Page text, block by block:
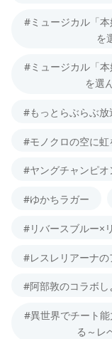
#ミュージカル「
を
#ミュージカル「
を選
#もっとらぶらぶ放
#モノクロの空に虹
#ヤングチャンピオ
#ゆかちラガー
#リバースブルー×
#レスレリアーナの
#阿部敦のコラボし
#異世界でチート
る～レ